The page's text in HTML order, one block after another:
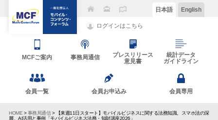
ログインはこちら
日本語 English
MCFご案内 事務局通信
プレスリリース
意見書
統計データ
ガイドライン
会員一覧 会員お申込み 会員専用
HOME >事務局通信> 【来週11日スタート】モバイルビジネスに関する法務知識、スマホ法の深
層、AI活用と事例「モバイルビジネス法務・知財講座2026」